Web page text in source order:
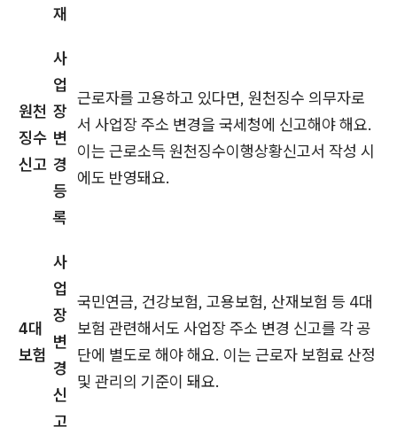
재
원천
징수
신고
사
업
장
변
경
등
록
근로자를 고용하고 있다면, 원천징수 의무자로
서 사업장 주소 변경을 국세청에 신고해야 해요.
이는 근로소득 원천징수이행상황신고서 작성 시
에도 반영돼요.
4대
보험
사
업
장
변
경
신
고
국민연금, 건강보험, 고용보험, 산재보험 등 4대
보험 관련해서도 사업장 주소 변경 신고를 각 공
단에 별도로 해야 해요. 이는 근로자 보험료 산정
및 관리의 기준이 돼요.